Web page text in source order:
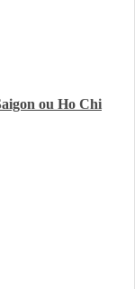
ou Ho Chi